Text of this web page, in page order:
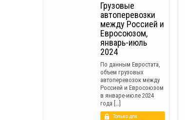
Грузовые
автоперевозки
между Россией и
Евросоюзом,
январь-июль
2024
По данным Евростата,
объем грузовых
автоперевозок между
Россией и Евросоюзом
в январе-июле 2024
года […]
Только для